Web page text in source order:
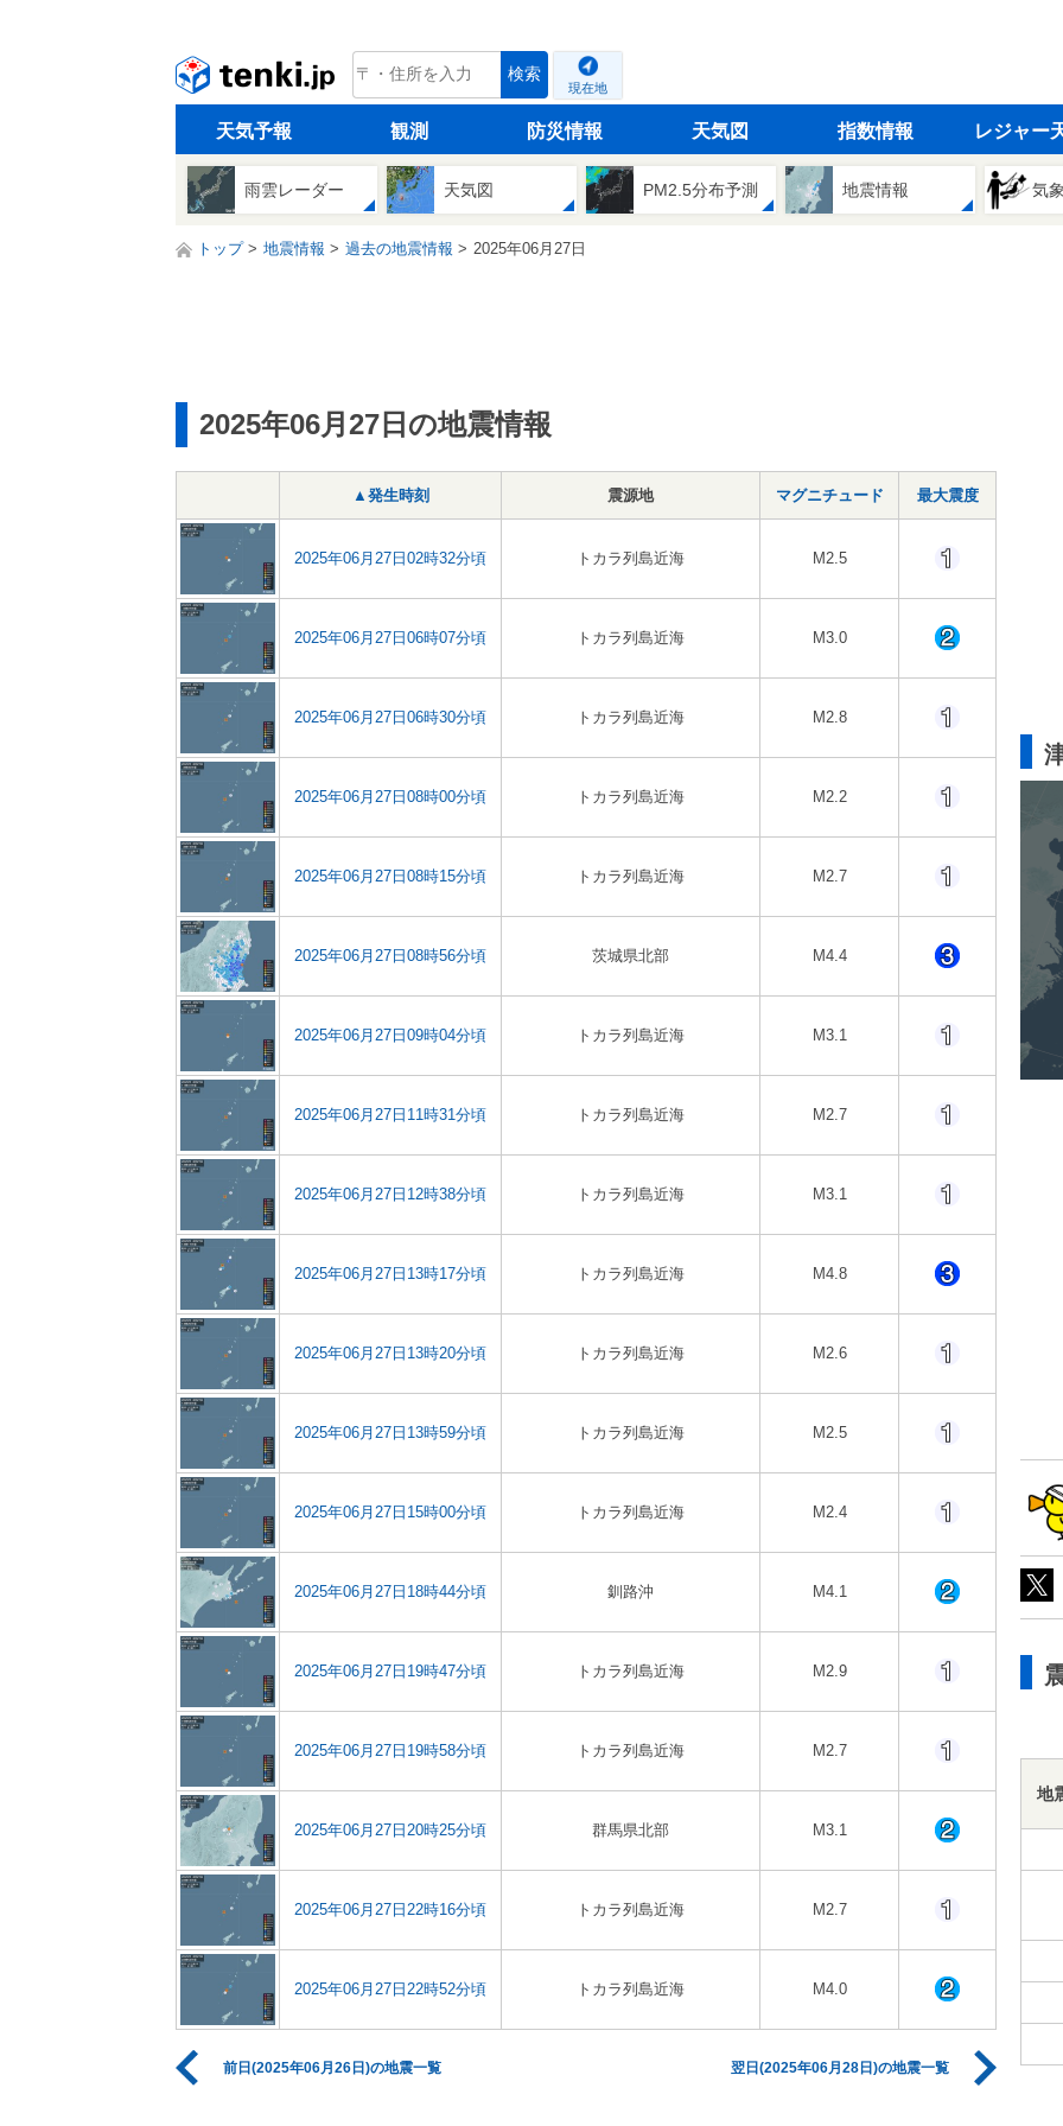
tenki.jp 検索
現在地
天気予報 観測 防災情報 天気図 指数情報 レジャー
雨雲レーダー 天気図 PM2.5分布予測 地震情報 気
トップ 地震情報 過去の地震情報 2025年06月27日
2025年06月27日の地震情報
▲発生時刻 震源地 マグニチュード 最大震度
2025年06月27日02時32分頃 トカラ列島近海 M2.5
2025年06月27日06時07分頃 トカラ列島近海 M3.0
2025年06月27日06時30分頃 トカラ列島近海 M2.8
2025年06月27日08時00分頃 トカラ列島近海 M2.2
2025年06月27日08時15分頃 トカラ列島近海 M2.7
2025年06月27日08時56分頃 茨城県北部 M4.4
2025年06月27日09時04分頃 トカラ列島近海 M3.1
2025年06月27日11時31分頃 トカラ列島近海 M2.7
2025年06月27日12時38分頃 トカラ列島近海 M3.1
2025年06月27日13時17分頃 トカラ列島近海 M4.8
2025年06月27日13時20分頃 トカラ列島近海 M2.6
2025年06月27日13時59分頃 トカラ列島近海 M2.5
2025年06月27日15時00分頃 トカラ列島近海 M2.4
2025年06月27日18時44分頃 釧路沖 M4.1
2025年06月27日19時47分頃 トカラ列島近海 M2.9
2025年06月27日19時58分頃 トカラ列島近海 M2.7
2025年06月27日20時25分頃 群馬県北部 M3.1
2025年06月27日22時16分頃 トカラ列島近海 M2.7
2025年06月27日22時52分頃 トカラ列島近海 M4.0
前日(2025年06月26日)の地震一覧 翌日(2025年06月28日)の地震一覧
地